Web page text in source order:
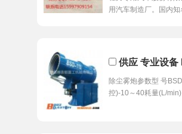
用汽车制造厂。国内
供应 专业设备
除尘雾炮参数型 号
控)-10～40耗量(L/